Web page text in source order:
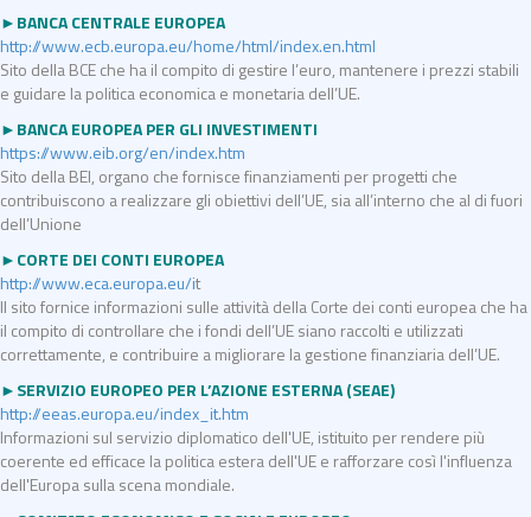
►BANCA CENTRALE EUROPEA
http://www.ecb.europa.eu/home/html/index.en.html
Sito della BCE che ha il compito di gestire l’euro, mantenere i prezzi stabili
e guidare la politica economica e monetaria dell’UE.
►BANCA EUROPEA PER GLI INVESTIMENTI
https://www.eib.org/en/index.htm
Sito della BEI, organo che fornisce finanziamenti per progetti che
contribuiscono a realizzare gli obiettivi dell’UE, sia all’interno che al di fuori
dell’Unione
►CORTE DEI CONTI EUROPEA
http://www.eca.europa.eu/it
Il sito fornice informazioni sulle attività della Corte dei conti europea che ha
il compito di controllare che i fondi dell’UE siano raccolti e utilizzati
correttamente, e contribuire a migliorare la gestione finanziaria dell’UE.
►SERVIZIO EUROPEO PER L’AZIONE ESTERNA (SEAE)
http://eeas.europa.eu/index_it.htm
Informazioni sul servizio diplomatico dell'UE, istituito per rendere più
coerente ed efficace la politica estera dell'UE e rafforzare così l'influenza
dell'Europa sulla scena mondiale.